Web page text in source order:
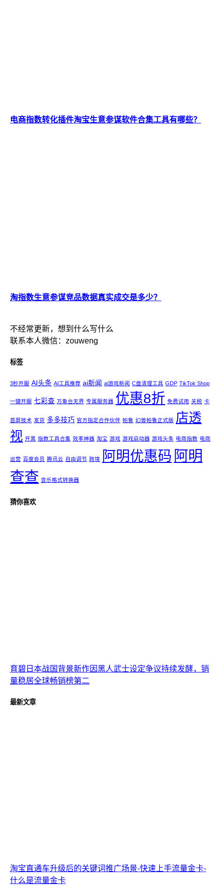
电商指数转化插件淘宝生意参谋软件合集工具有哪些？
淘指数生意参谋竞品数据真实成交是多少？
不经常更新，想到什么写什么
联系本人微信：zouweng
标签
3秒开服 AI头条 AI工具推荐 ai新闻 ai游戏新闻 C盘清理工具 GDP TikTok Shop
一键开服 七彩查 万象台无界 专属服务器 优惠8折 免费试用 关税 卡
首屏技术 发货 多多技巧 官方指定合作伙伴 帕鲁 幻兽帕鲁正式版 店透
视 开黑 指数工具合集 效率神器 淘宝 游戏 游戏启动器 游戏头条 电商指数 电商
运营 百度会员 腾讯云 自由调节 跨境 阿明优惠码 阿明
查查 音乐格式转换器
猜你喜欢
育碧日本战国背景新作因黑人武士设定争议持续发酵，销
量稳居全球畅销榜第二
最新文章
淘宝直通车升级后的关键词推广场景-快速上手流量金卡-
什么是流量金卡